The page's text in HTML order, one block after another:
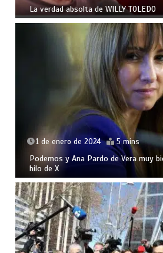
La verdad absolta de WILLY TOLEDO
1 de enero de 2024 5 mins
Podemos y Ana Pardo de Vera muy
hilo de X